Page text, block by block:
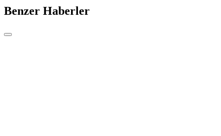
Benzer Haberler